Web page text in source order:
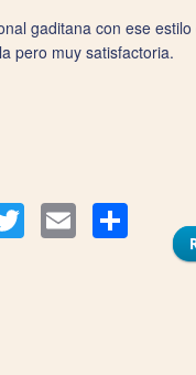
gaditana con ese
pero muy satisfactoria.
Twitter Email